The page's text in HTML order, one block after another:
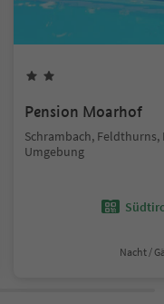
Pension Moarhof
Schrambach, Feldthurns,
Umgebung
Nacht /